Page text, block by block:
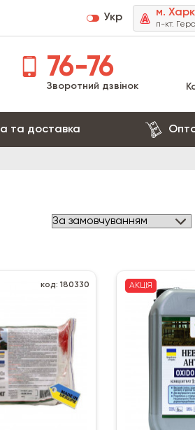
Укр м.
п-кт.
76-76
Зворотний дзвінок
та доставка
код: 180330 АКЦІЯ